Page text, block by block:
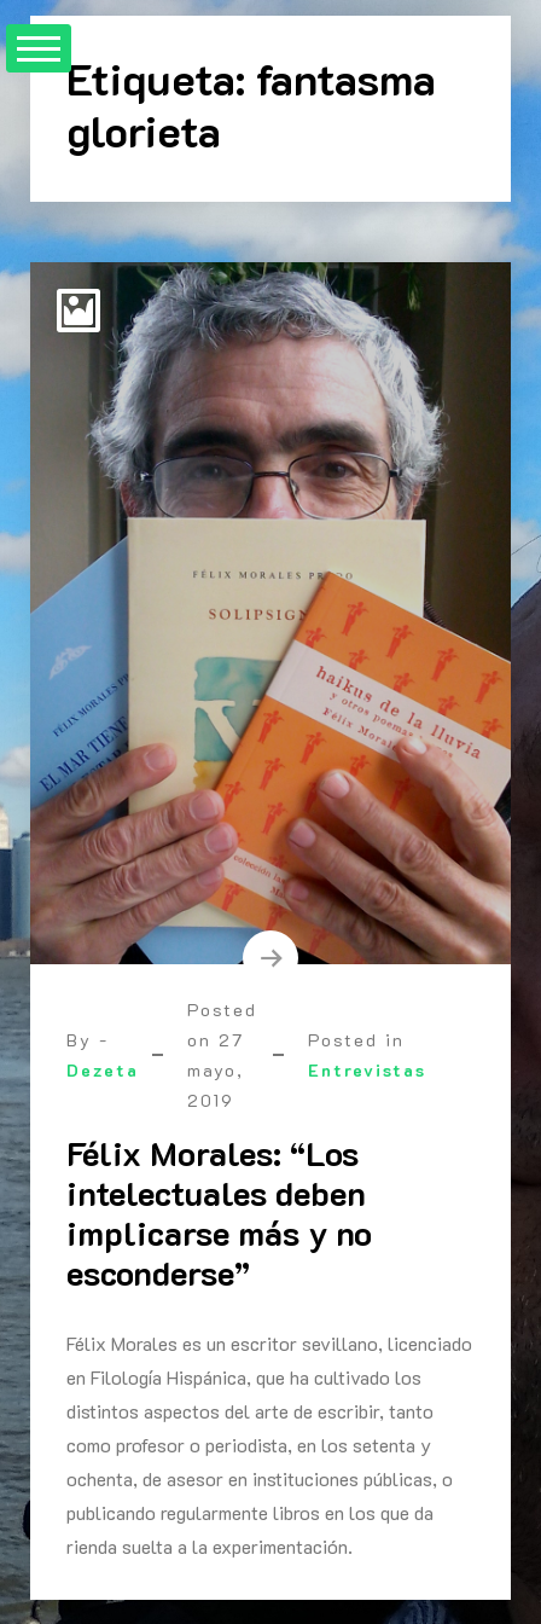
Skip
to
Etiqueta: fantasma
glorieta
By -
Dezeta
Posted
on 27
mayo,
2019
Posted in
Entrevistas
Félix Morales: “Los
intelectuales deben
implicarse más y no
esconderse”
Félix Morales es un escritor sevillano, licenciado
en Filología Hispánica, que ha cultivado los
distintos aspectos del arte de escribir, tanto
como profesor o periodista, en los setenta y
ochenta, de asesor en instituciones públicas, o
publicando regularmente libros en los que da
rienda suelta a la experimentación.